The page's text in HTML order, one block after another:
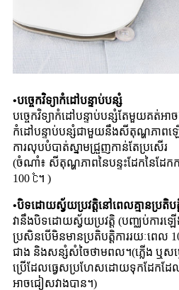
•បច្ចេកវិទ្យាកំដៅបន្ទាប់បន្សំ
បច្ចេកវិទ្យាកំដៅបន្ទាប់បន្សំតែមួយគត់អា
កំដៅបន្ទាប់បន្សំជាមួយនឹងសីតុណ្ហភាព
ការលុបបំបាត់ស្នាមជ្រួញកាន់តែប្រសើរ
(ចំណាំ៖ សីតុណ្ហភាពនៃបន្ទះដែកនៃដែក
100 ℃។ )
•បិទដោយស្វ័យប្រវត្តិនៅពេលគ្មានប្រតិប
វានឹងបិទដោយស្វ័យប្រវត្តិ (បញ្ឈប់ការឡ
ប្រសិនបើមិនមានប្រតិបត្តិការរយៈពេល
ជាង និងសន្សំសំចៃថាមពល។(ភ្លើង ឬ​សម្
ប្រើ​ដែល​ធ្វេសប្រហែស​ដោយ​ទុក​ដែក​ដ
អាច​ជៀស​វាង​បាន។​)